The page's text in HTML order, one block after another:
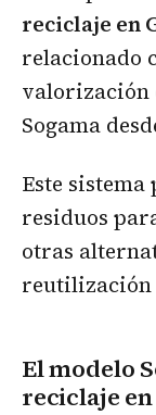
reciclaje en
relacionado
valorización
Sogama
Este
residuos
otras
El modelo
reciclaje